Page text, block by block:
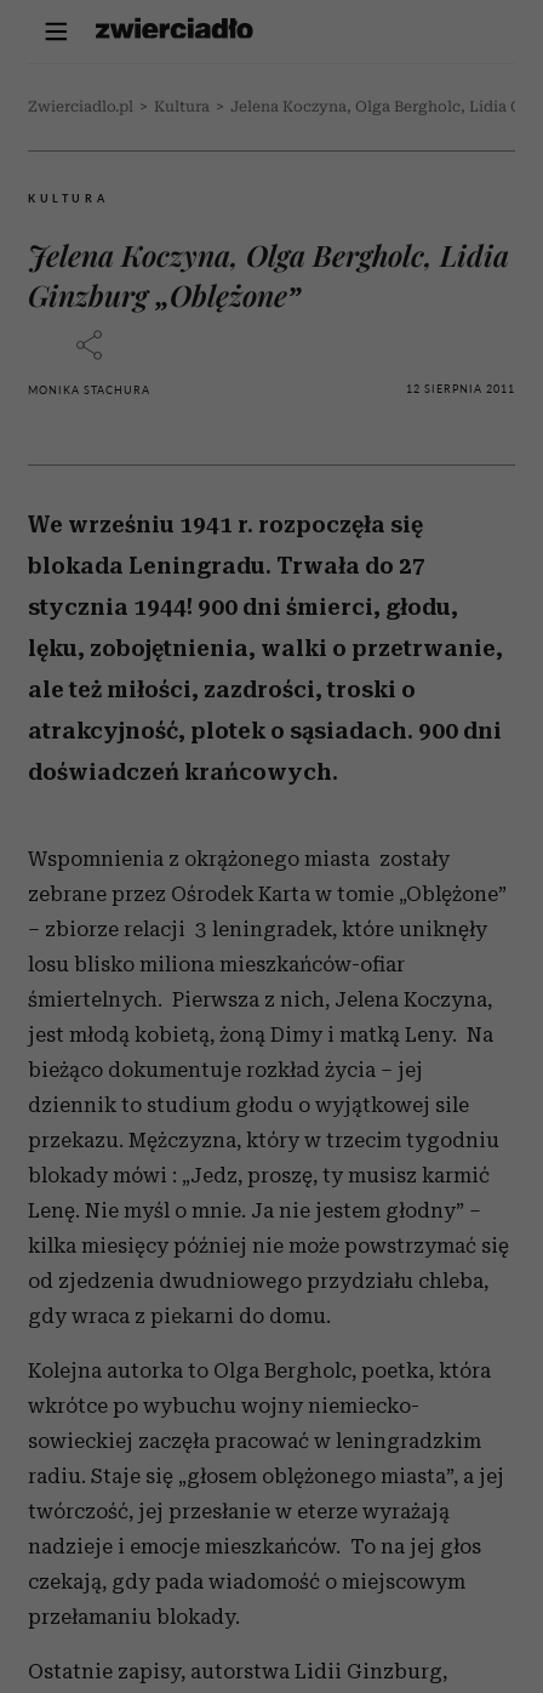
Zwierciadlo.pl > Kultura > Jelena Koczyna, Olga Bergholc, Lidia
KULTURA
Jelena Koczyna, Olga Bergholc, Lidia
Ginzburg „Oblężone”
MONIKA STACHURA 12 SIERPNIA 2011
We wrześniu 1941 r. rozpoczęła się
blokada Leningradu. Trwała do 27
stycznia 1944! 900 dni śmierci, głodu,
lęku, zobojętnienia, walki o przetrwanie,
ale też miłości, zazdrości, troski o
atrakcyjność, plotek o sąsiadach. 900 dni
doświadczeń krańcowych.
Wspomnienia z okrążonego miasta zostały
zebrane przez Ośrodek Karta w tomie „Oblężone”
– zbiorze relacji 3 leningradek, które uniknęły
losu blisko miliona mieszkańców-ofiar
śmiertelnych. Pierwsza z nich, Jelena Koczyna,
jest młodą kobietą, żoną Dimy i matką Leny. Na
bieżąco dokumentuje rozkład życia – jej
dziennik to studium głodu o wyjątkowej sile
przekazu. Mężczyzna, który w trzecim tygodniu
blokady mówi : „Jedz, proszę, ty musisz karmić
Lenę. Nie myśl o mnie. Ja nie jestem głodny” –
kilka miesięcy później nie może powstrzymać się
od zjedzenia dwudniowego przydziału chleba,
gdy wraca z piekarni do domu.
Kolejna autorka to Olga Bergholc, poetka, która
wkrótce po wybuchu wojny niemiecko-
sowieckiej zaczęła pracować w leningradzkim
radiu. Staje się „głosem oblężonego miasta”, a jej
twórczość, jej przesłanie w eterze wyrażają
nadzieje i emocje mieszkańców. To na jej głos
czekają, gdy pada wiadomość o miejscowym
przełamaniu blokady.
Ostatnie zapisy, autorstwa Lidii Ginzburg,